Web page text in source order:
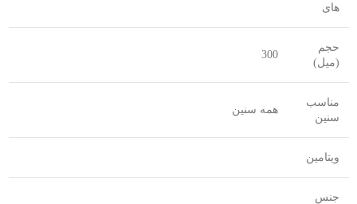
های
حجم
(میل)
300
مناسب
سنین
همه سنین
ویتامین
جنس